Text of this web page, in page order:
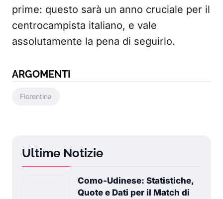
prime: questo sarà un anno cruciale per il
centrocampista italiano, e vale
assolutamente la pena di seguirlo.
ARGOMENTI
Fiorentina
Ultime Notizie
Como-Udinese: Statistiche,
Quote e Dati per il Match di